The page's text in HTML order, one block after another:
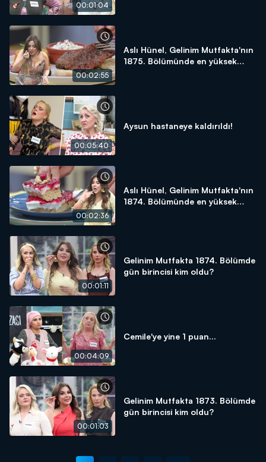
00:01:04
00:02:55
Aslı Hünel, Gelinim Mutfakta'nın
1875. Bölümünde en yüksek
00:05:40
Aysun hastaneye kaldırıldı!
00:02:36
Aslı Hünel, Gelinim Mutfakta'nın
1874. Bölümünde en yüksek
00:01:11
Gelinim Mutfakta 1874. Bölümde
gün birincisi kim oldu?
00:04:09
Cemile'ye yine 1 puan...
00:01:03
Gelinim Mutfakta 1873. Bölümde
gün birincisi kim oldu?